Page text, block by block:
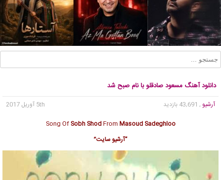
دانلود آهنگ مسعود صادقلو با نام صبح شد
آرشیو , 43,691 بازدید
5th آوریل 2017
Song Of Sobh ShodFrom Masoud Sadeghloo
“آرشیو سایت”